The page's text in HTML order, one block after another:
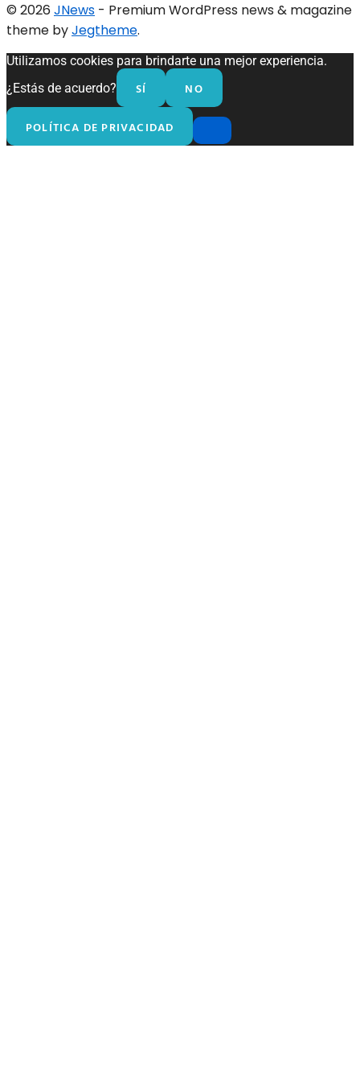
© 2026 JNews - Premium WordPress news & magazine
theme byJegtheme.
Utilizamos cookies para brindarte una mejor experiencia.
¿Estás de acuerdo?
SÍ NO
POLÍTICA DE PRIVACIDAD